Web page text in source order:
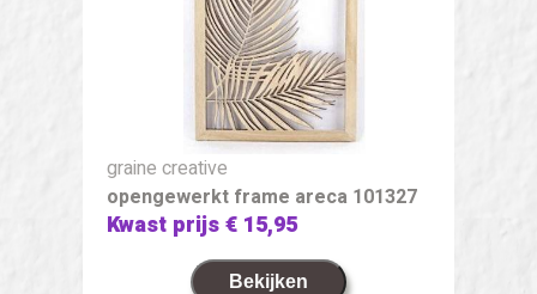
graine creative
opengewerkt frame areca 101327
Kwast prijs€ 15,95
Bekijken